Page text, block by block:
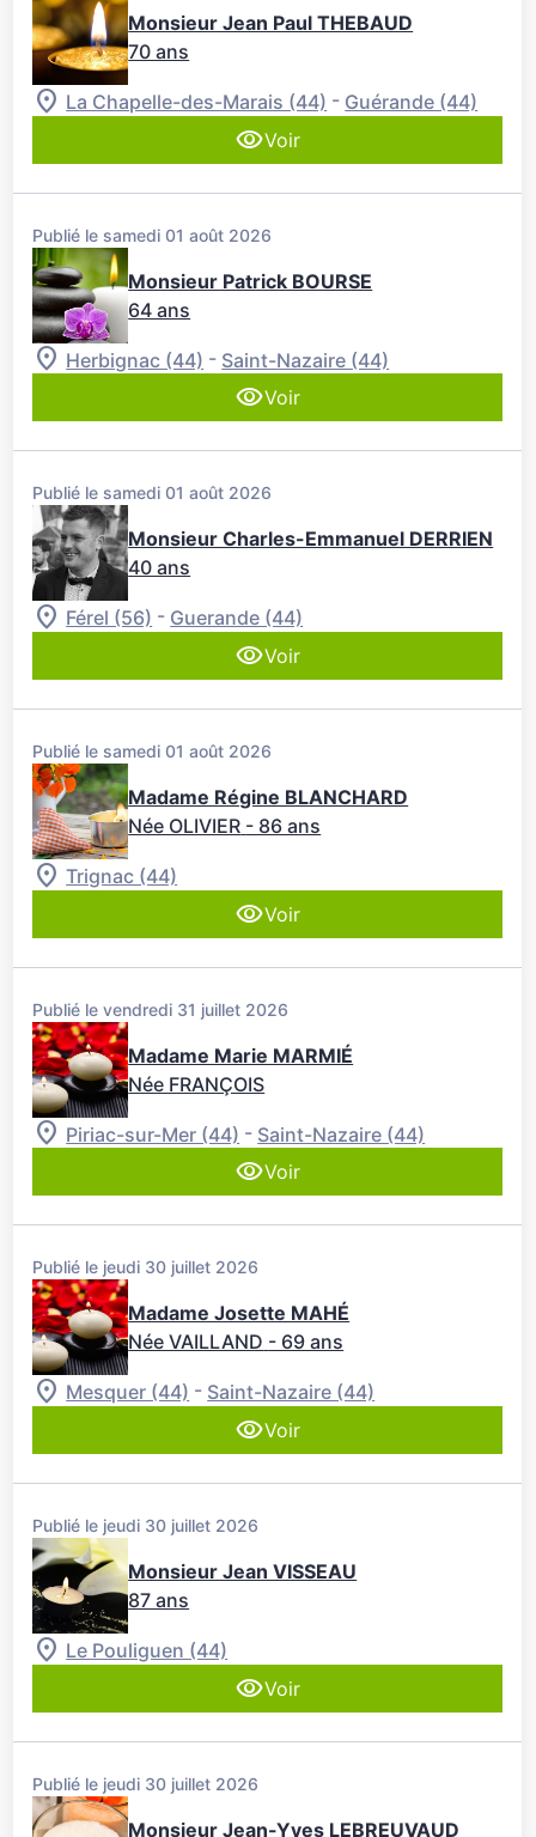
Monsieur Jean Paul THEBAUD
70 ans
La Chapelle-des-Marais (44) - Guérande (44)
Voir
Publié le samedi 01 août 2026
Monsieur Patrick BOURSE
64 ans
Herbignac (44) - Saint-Nazaire (44)
Voir
Publié le samedi 01 août 2026
Monsieur Charles-Emmanuel DERRIEN
40 ans
Férel (56) - Guerande (44)
Voir
Publié le samedi 01 août 2026
Madame Régine BLANCHARD
Née OLIVIER - 86 ans
Trignac (44)
Voir
Publié le vendredi 31 juillet 2026
Madame Marie MARMIÉ
Née FRANÇOIS
Piriac-sur-Mer (44) - Saint-Nazaire (44)
Voir
Publié le jeudi 30 juillet 2026
Madame Josette MAHÉ
Née VAILLAND - 69 ans
Mesquer (44) - Saint-Nazaire (44)
Voir
Publié le jeudi 30 juillet 2026
Monsieur Jean VISSEAU
87 ans
Le Pouliguen (44)
Voir
Publié le jeudi 30 juillet 2026
Monsieur Jean-Yves LEBREUVAUD